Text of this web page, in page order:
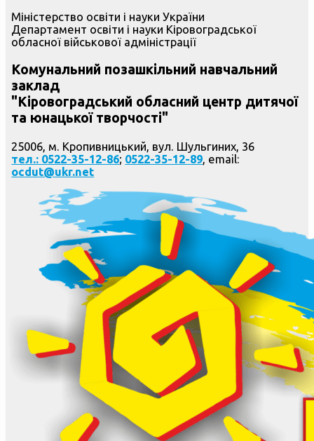
Міністерство освіти і науки України
Департамент освіти і науки Кіровоградської
обласної військової адміністрації
Комунальний позашкільний навчальний
заклад
"Кіровоградський обласний центр дитячої
та юнацької творчості"
25006, м. Кропивницький, вул. Шульгиних, 36
тел.: 0522-35-12-86; 0522-35-12-89, email:
ocdut@ukr.net